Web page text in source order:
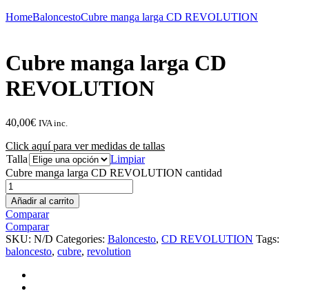
HomeBaloncestoCubre manga larga CD REVOLUTION
Cubre manga larga CD
REVOLUTION
40,00€ IVA inc.
Click aquí para ver medidas de tallas
Talla
Limpiar
Cubre manga larga CD REVOLUTION cantidad
Añadir al carrito
Comparar
Comparar
SKU: N/D Categories: Baloncesto, CD REVOLUTION Tags:
baloncesto, cubre, revolution